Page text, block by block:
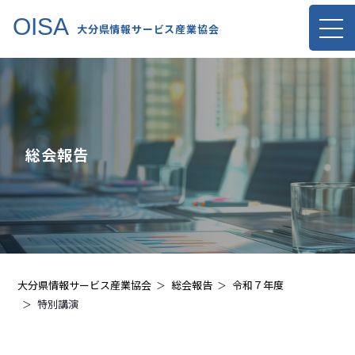
OISA 大分県情報サービス産業協会
総会報告
大分県情報サービス産業協会 総会報告
令和７年度
特別講演